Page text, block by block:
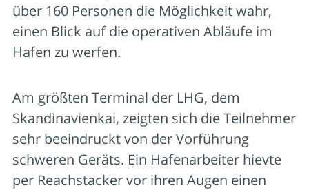
über 160 Personen die Möglichkeit wahr,
einen Blick auf die operativen Abläufe im
Hafen zu werfen.
Am größten Terminal der LHG, dem
Skandinavienkai, zeigten sich die Teilnehmer
sehr beeindruckt von der Vorführung
schweren Geräts. Ein Hafenarbeiter hievte
per Reachstacker vor ihren Augen einen